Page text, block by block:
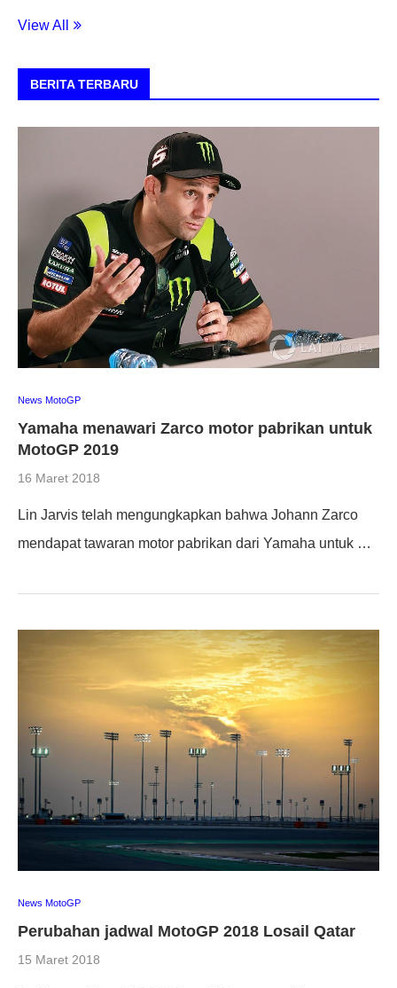
View All
BERITA TERBARU
News MotoGP
Yamaha menawari Zarco motor pabrikan untuk
MotoGP 2019
16 Maret 2018
Lin Jarvis telah mengungkapkan bahwa Johann Zarco
mendapat tawaran motor pabrikan dari Yamaha untuk …
News MotoGP
Perubahan jadwal MotoGP 2018 Losail Qatar
15 Maret 2018